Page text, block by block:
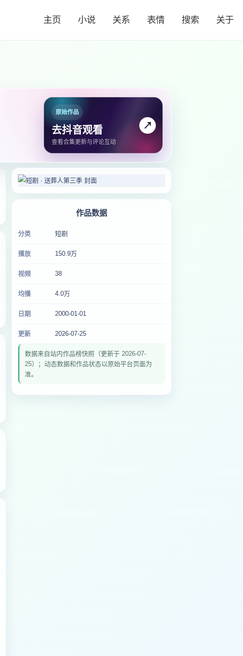
主页 小说 关系 表情 搜索 关于
原始作品
去抖音观看
查看合集更新与评论互动
↗
作品数据
分类 短剧
播放 150.9万
视频 38
均播 4.0万
日期 2000-01-01
更新 2026-07-25
数据来自站内作品榜快照（更新于 2026-07-
25）；动态数据和作品状态以原始平台页面为
准。